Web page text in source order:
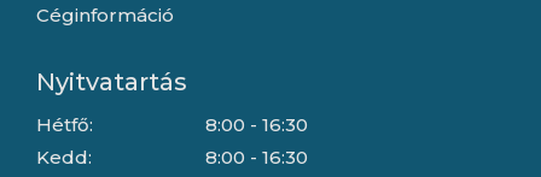
Céginformáció
Nyitvatartás
Hétfő:
Kedd:
8:00 - 16:30
8:00 - 16:30